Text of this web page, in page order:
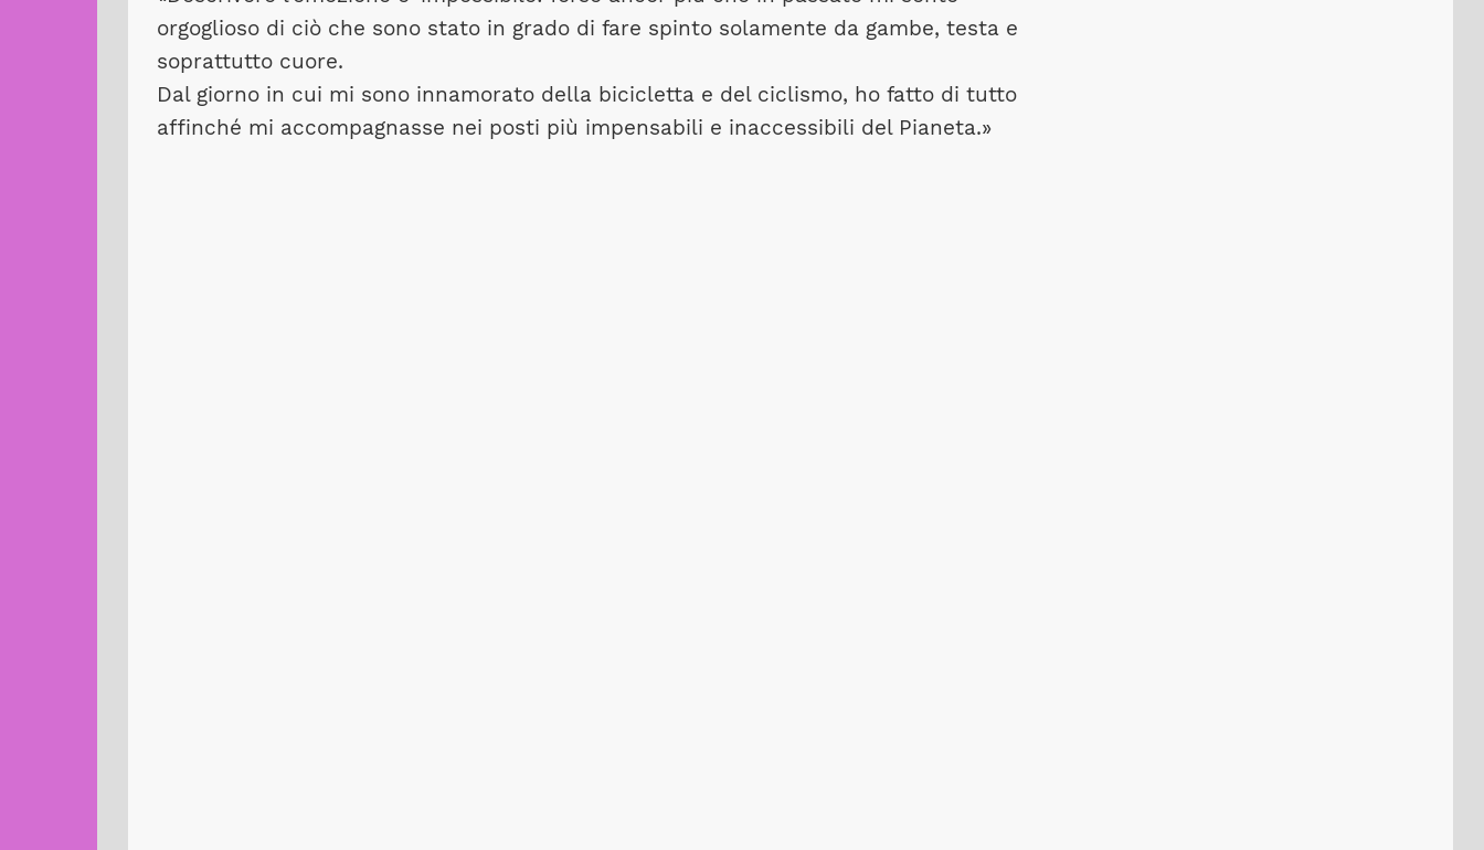
orgoglioso di ciò che sono stato in grado di fare spinto solamente da gambe, testa e
soprattutto cuore.
Dal giorno in cui mi sono innamorato della bicicletta e del ciclismo, ho fatto di tutto
affinché mi accompagnasse nei posti più impensabili e inaccessibili del Pianeta.»